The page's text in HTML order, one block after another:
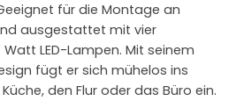
für die Montage an
ausgestattet mit vier
LED-Lampen. Mit seinem
fügt er sich mühelos ins
den Flur oder das Büro ein.